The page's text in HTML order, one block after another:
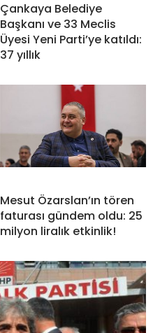
Çankaya Belediye
Başkanı ve 33 Meclis
Üyesi Yeni Parti’ye katıldı:
37 yıllık
Mesut Özarslan’ın tören
faturası gündem oldu: 25
milyon liralık etkinlik!